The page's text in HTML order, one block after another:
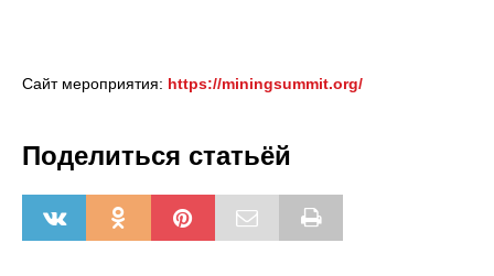
Сайт мероприятия: https://miningsummit.org/
Поделиться статьёй